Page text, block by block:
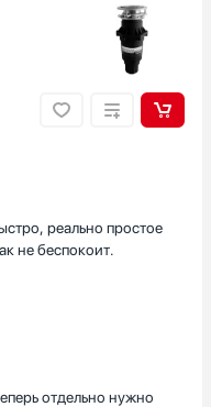
реально простое
не беспокоит.
отдельно нужно